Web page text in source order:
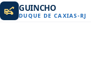
GUINCHO
DUQUE DE CAXIAS-RJ